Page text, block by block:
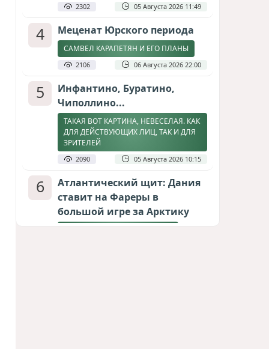
2302 05 Августа 2026 11:49
4 Меценат Юрского периода
САМВЕЛ КАРАПЕТЯН И ЕГО ПЛАНЫ
2106 06 Августа 2026 22:00
5
Инфантино, Буратино,
Чиполлино...
ТАКАЯ ВОТ КАРТИНА, НЕВЕСЕЛАЯ. КАК
ДЛЯ ДЕЙСТВУЮЩИХ ЛИЦ, ТАК И ДЛЯ
ЗРИТЕЛЕЙ
2090 05 Августа 2026 10:15
6
Атлантический щит: Дания
ставит на Фареры в
большой игре за Арктику